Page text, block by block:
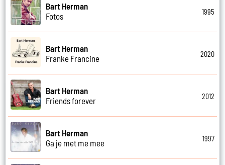
Bart Herman
Fotos
1995
Bart Herman
Franke Francine
2020
Bart Herman
Friends forever
2012
Bart Herman
Ga je met me mee
1997